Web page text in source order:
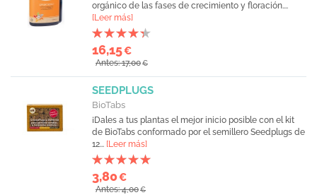
orgánico de las fases de crecimiento y floración....
[Leer más]
16,15€
Antes: 17,00€
SEEDPLUGS
BioTabs
¡Dales a tus plantas el mejor inicio posible con el kit
de BioTabs conformado por el semillero Seedplugs de
12... [Leer más]
3,80€
Antes: 4,00€